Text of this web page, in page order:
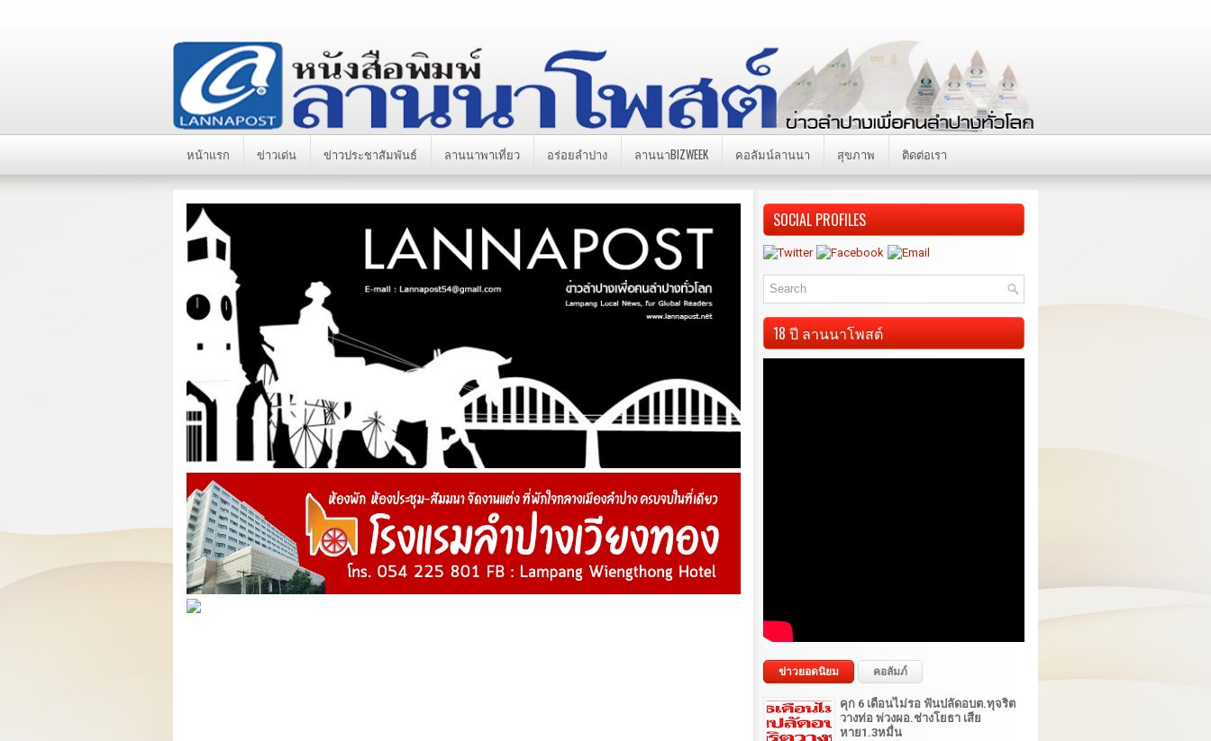
หน้าแรก ข่าวเด่น ข่าวประชาสัมพันธ์ ลานนาพาเที่ยว อร่อยลำปาง ลานนาBIZWEEK คอลัมน์ลานนา สุขภาพ ติดต่อเรา
SOCIAL PROFILES
18 ปี ลานนาโพสต์
ข่าวยอดนิยม คอลัมภ์
คุก 6 เดือนไม่รอ ฟันปลัดอบต.ทุจริต
วางท่อ พ่วงผอ.ช่างโยธา เสีย
หาย1.3หมื่น